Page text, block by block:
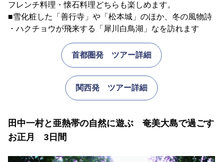
フレンチ料理・懐石料理どちらも楽しめます。
■雪化粧した「善行寺」や「松本城」のほか、冬の風物詩
・ハクチョウが飛来する「犀川白鳥湖」なを訪れます
首都圏発 ツアー詳細
関西発 ツアー詳細
田中一村と亜熱帯の自然に遊ぶ 奄美大島で過ごす
お正月 3日間